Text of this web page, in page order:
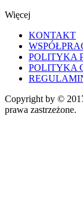
Więcej
KONTAKT
POLITYKA
POLITYKA
Copyright by ©
prawa zastrzeżone.